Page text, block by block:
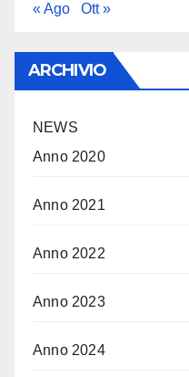
« Ago Ott »
ARCHIVIO
NEWS
Anno 2020
Anno 2021
Anno 2022
Anno 2023
Anno 2024